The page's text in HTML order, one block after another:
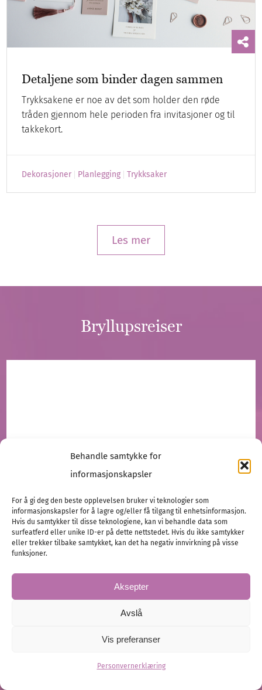
Behandle samtykke for
informasjonskapsler
For å gi deg den beste opplevelsen bruker vi teknologier som
informasjonskapsler for å lagre og/eller få tilgang til enhetsinformasjon.
Hvis du samtykker til disse teknologiene, kan vi behandle data som
surfeatferd eller unike ID-er på dette nettstedet. Hvis du ikke samtykker
eller trekker tilbake samtykket, kan det ha negativ innvirkning på visse
funksjoner.
Aksepter
Avslå
Vis preferanser
Personvernerklæring
Detaljene som binder dagen sammen
Trykksakene er noe av det som holder den røde
tråden gjennom hele perioden fra invitasjoner og til
takkekort.
Dekorasjoner Planlegging Trykksaker
Les mer
Bryllupsreiser
Kine og Kim visste tidlig at de ønsket seg mer enn
bare én bryllupsdag, de ønsket en opplevelse, og
Toscana…